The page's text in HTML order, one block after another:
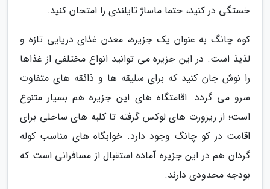
خستگی در کنید، حتما ماساژ تایلندی را امتحان کنید.
کوه چانگ به عنوان یک جزیره، معدن غذای دریایی تازه و
لذیذ است. در این جزیره می توانید انواع مختلفی از غذاها
را نوش جان کنید که برای سلیقه ها و ذائقه های متفاوت
سرو می گردد. اقامتگاه های این جزیره هم بسیار متنوع
است؛ از ریزورت های لوکس گرفته تا کلبه های ساحلی برای
اقامت در کو چانگ وجود دارد. خوابگاه های مناسب کوله
گردان هم در این جزیره آماده استقبال از مسافرانی است که
بودجه محدودی دارند.